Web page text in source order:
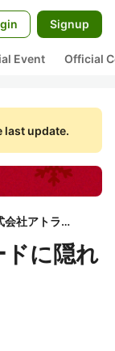
Signup
Event Official
last update.
株式会社アトラエ
に隠れ